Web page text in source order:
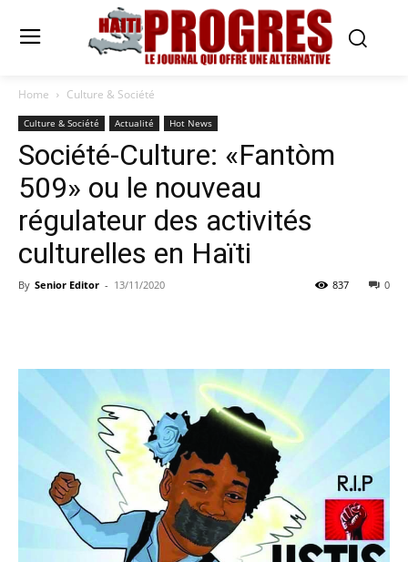
Home Culture & Société
Culture & Société Actualité Hot News
Société-Culture: «Fantòm
509» ou le nouveau
régulateur des activités
culturelles en Haïti
By Senior Editor - 13/11/2020 0
837